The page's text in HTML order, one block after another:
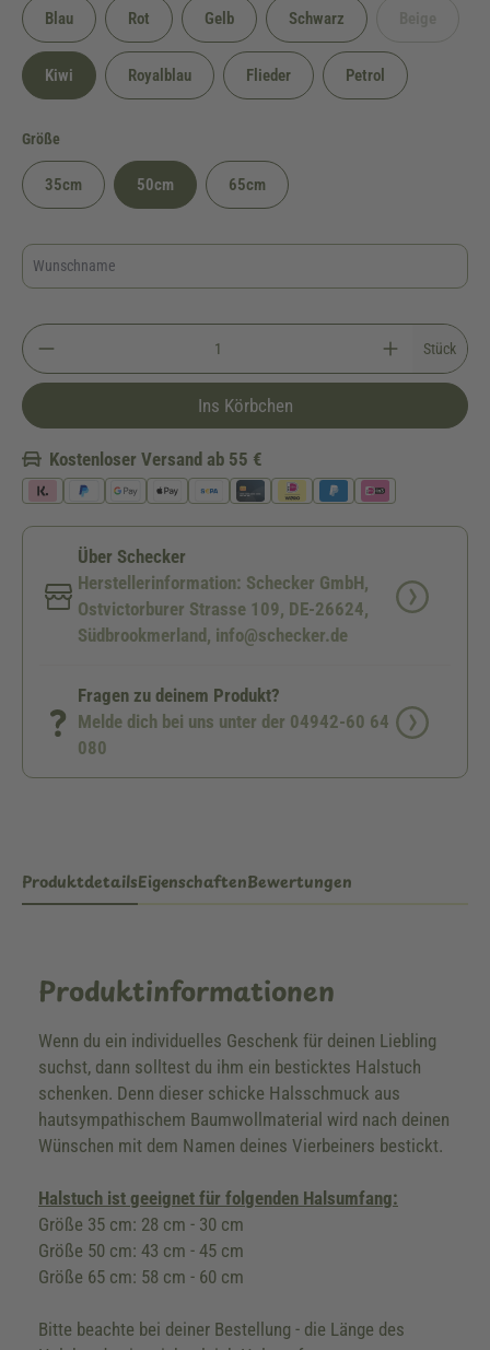
Blau Rot Gelb Schwarz
Kiwi Royalblau Flieder Petrol
Größe
35cm 50cm 65cm
Stück
Ins Körbchen
Kostenloser Versand ab 55 €
Über Schecker
Herstellerinformation: Schecker GmbH,
Ostvictorburer Strasse 109, DE-26624,
Südbrookmerland, info@schecker.de
Fragen zu deinem Produkt?
Melde dich bei uns unter der 04942-60 64
080
ProduktdetailsEigenschaftenBewertungen
Produktinformationen
Wenn du ein individuelles Geschenk für deinen Liebling
suchst, dann solltest du ihm ein besticktes Halstuch
schenken. Denn dieser schicke Halsschmuck aus
hautsympathischem Baumwollmaterial wird nach deinen
Wünschen mit dem Namen deines Vierbeiners bestickt.
Halstuch ist geeignet für folgenden Halsumfang:
Größe 35 cm: 28 cm - 30 cm
Größe 50 cm: 43 cm - 45 cm
Größe 65 cm: 58 cm - 60 cm
Bitte beachte bei deiner Bestellung - die Länge des